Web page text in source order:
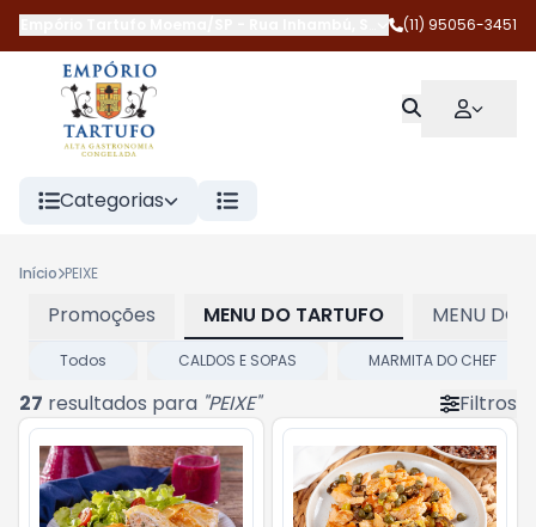
São Paulo-SP
(11) 95056-3451
Categorias
Início PEIXE
Promoções MENU DO TARTUFO MENU
Todos CALDOS E SOPAS MARMITA DO CHEF
27 resultados para "PEIXE" Filtros